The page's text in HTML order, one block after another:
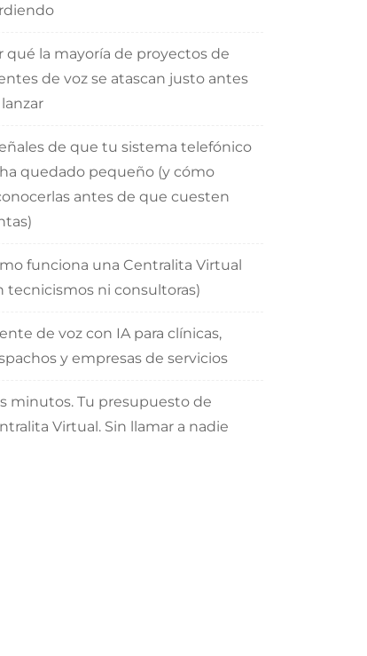
qué la mayoría de proyectos de
de voz se atascan justo antes
de que tu sistema telefónico
quedado pequeño (y cómo
antes de que cuesten
funciona una Centralita Virtual
tecnicismos ni consultoras)
de voz con IA para clínicas,
y empresas de servicios
minutos. Tu presupuesto de
Virtual. Sin llamar a nadie